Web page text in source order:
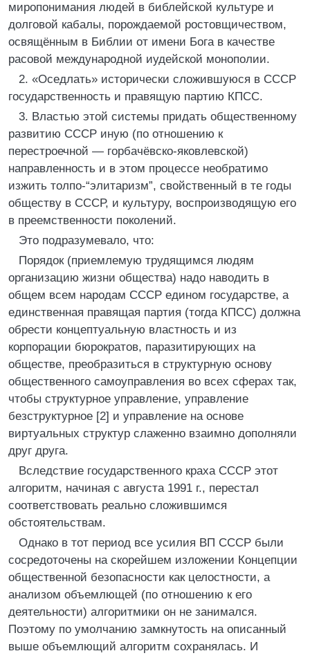
миропонимания людей в библейской культуре и
долговой кабалы, порождаемой ростовщичеством,
освящённым в Библии от имени Бога в качестве
расовой международной иудейской монополии.
2. «Оседлать» исторически сложившуюся в СССР
государственность и правящую партию КПСС.
3. Властью этой системы придать общественному
развитию СССР иную (по отношению к
перестроечной — горбачёвско-яковлевской)
направленность и в этом процессе необратимо
изжить толпо-“элитаризм”, свойственный в те годы
обществу в СССР, и культуру, воспроизводящую его
в преемственности поколений.
Это подразумевало, что:
Порядок (приемлемую трудящимся людям
организацию жизни общества) надо наводить в
общем всем народам СССР едином государстве, а
единственная правящая партия (тогда КПСС) должна
обрести концептуальную властность и из
корпорации бюрократов, паразитирующих на
обществе, преобразиться в структурную основу
общественного самоуправления во всех сферах так,
чтобы структурное управление, управление
безструктурное [2] и управление на основе
виртуальных структур слаженно взаимно дополняли
друг друга.
Вследствие государственного краха СССР этот
алгоритм, начиная с августа 1991 г., перестал
соответствовать реально сложившимся
обстоятельствам.
Однако в тот период все усилия ВП СССР были
сосредоточены на скорейшем изложении Концепции
общественной безопасности как целостности, а
анализом объемлющей (по отношению к его
деятельности) алгоритмики он не занимался.
Поэтому по умолчанию замкнутость на описанный
выше объемлющий алгоритм сохранялась. И